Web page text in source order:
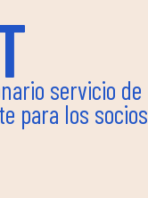
servicio de
para los socios